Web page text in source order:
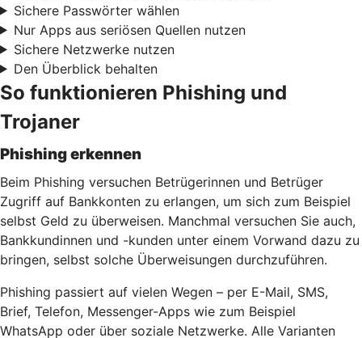
Sichere Passwörter wählen
Nur Apps aus seriösen Quellen nutzen
Sichere Netzwerke nutzen
Den Überblick behalten
So funktionieren Phishing und
Trojaner
Phishing erkennen
Beim Phishing versuchen Betrügerinnen und Betrüger
Zugriff auf Bankkonten zu erlangen, um sich zum Beispiel
selbst Geld zu überweisen. Manchmal versuchen Sie auch,
Bankkundinnen und -kunden unter einem Vorwand dazu zu
bringen, selbst solche Überweisungen durchzuführen.
Phishing passiert auf vielen Wegen – per E-Mail, SMS,
Brief, Telefon, Messenger-Apps wie zum Beispiel
WhatsApp oder über soziale Netzwerke. Alle Varianten